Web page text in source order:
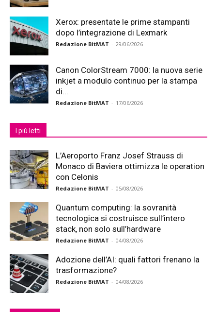
Xerox: presentate le prime stampanti
dopo l’integrazione di Lexmark
Redazione BitMAT - 29/06/2026
Canon ColorStream 7000: la nuova serie
inkjet a modulo continuo per la stampa
di...
Redazione BitMAT - 17/06/2026
I più letti
L’Aeroporto Franz Josef Strauss di
Monaco di Baviera ottimizza le operation
con Celonis
Redazione BitMAT - 05/08/2026
Quantum computing: la sovranità
tecnologica si costruisce sull’intero
stack, non solo sull’hardware
Redazione BitMAT - 04/08/2026
Adozione dell’AI: quali fattori frenano la
trasformazione?
Redazione BitMAT - 04/08/2026